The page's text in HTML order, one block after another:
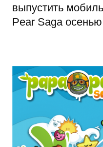
выпустить
Pear Saga осенью